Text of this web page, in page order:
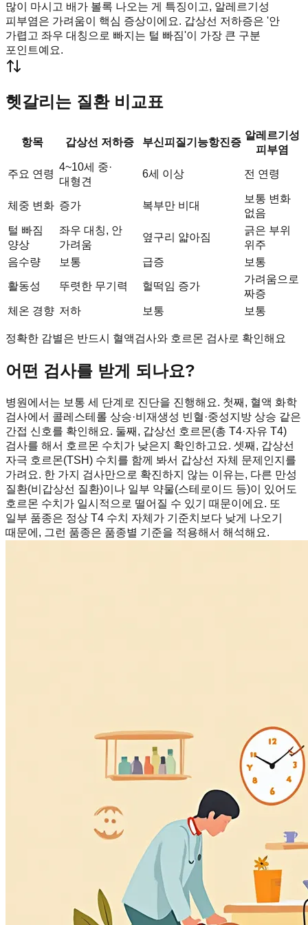
많이 마시고 배가 볼록 나오는 게 특징이고, 알레르기성
피부염은 가려움이 핵심 증상이에요. 갑상선 저하증은 '안
가렵고 좌우 대칭으로 빠지는 털 빠짐'이 가장 큰 구분
포인트예요.
헷갈리는 질환 비교표
항목 갑상선 저하증 부신피질기능항진증
알레르기성
피부염
주요 연령
4~10세 중·
대형견
6세 이상 전 연령
체중 변화 증가 복부만 비대
보통 변화
없음
털 빠짐
양상
좌우 대칭, 안
가려움
옆구리 얇아짐
긁은 부위
위주
음수량
보통 급증 보통
활동성 뚜렷한 무기력 헐떡임 증가
가려움으로
짜증
체온 경향 저하 보통 보통
정확한 감별은 반드시 혈액검사와 호르몬 검사로 확인해요
어떤 검사를 받게 되나요?
병원에서는 보통 세 단계로 진단을 진행해요. 첫째, 혈액 화학
검사에서 콜레스테롤 상승·비재생성 빈혈·중성지방 상승 같은
간접 신호를 확인해요. 둘째, 갑상선 호르몬(총 T4·자유 T4)
검사를 해서 호르몬 수치가 낮은지 확인하고요. 셋째, 갑상선
자극 호르몬(TSH) 수치를 함께 봐서 갑상선 자체 문제인지를
가려요. 한 가지 검사만으로 확진하지 않는 이유는, 다른 만성
질환(비갑상선 질환)이나 일부 약물(스테로이드 등)이 있어도
호르몬 수치가 일시적으로 떨어질 수 있기 때문이에요. 또
일부 품종은 정상 T4 수치 자체가 기준치보다 낮게 나오기
때문에, 그런 품종은 품종별 기준을 적용해서 해석해요.